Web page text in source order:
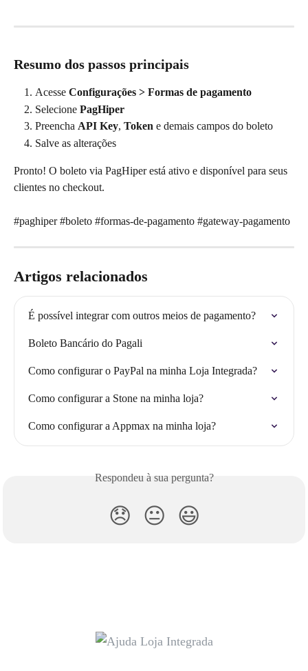
Resumo dos passos principais
Acesse Configurações > Formas de pagamento
Selecione PagHiper
Preencha API Key, Token e demais campos do boleto
Salve as alterações
Pronto! O boleto via PagHiper está ativo e disponível para seus
clientes no checkout.
#paghiper #boleto #formas-de-pagamento #gateway-pagamento
Artigos relacionados
É possível integrar com outros meios de pagamento?
Boleto Bancário do Pagali
Como configurar o PayPal na minha Loja Integrada?
Como configurar a Stone na minha loja?
Como configurar a Appmax na minha loja?
Respondeu à sua pergunta?
😞 😐 😃